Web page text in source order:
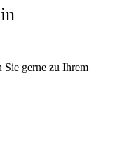
Sie gerne zu Ihrem